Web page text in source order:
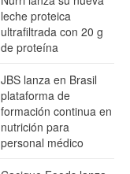
leche proteica
ultrafiltrada con 20 g
de proteína
JBS lanza en Brasil
plataforma de
formación continua en
nutrición para
personal médico